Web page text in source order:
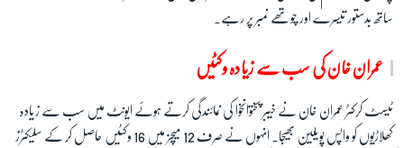
ساتھ بدستور تیسرے اور چوتھے نمبر پر رہے۔
عمران خان کی سب سے زیادہ وکٹیں
ٹیسٹ کرکٹر عمران خان نے خیبر پختوانخوا کی نمائندگی کرتے ہوئے ایونٹ میں سب سے زیادہ
کھلاڑیوں کو واپس پویلین بھیجا۔ انہوں نے صرف 12 میچز میں 16 وکٹیں حاصل کر کے سلیکٹرز